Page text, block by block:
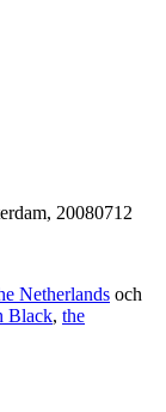
20080712
Netherlands och
Black, the